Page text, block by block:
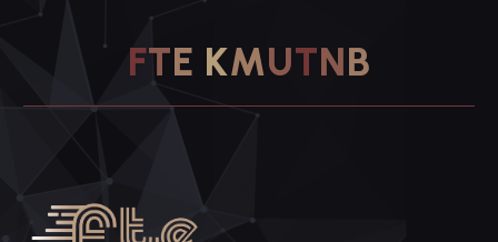
FTE KMUTNB